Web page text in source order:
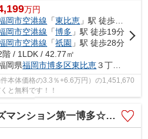
万円
岡市空港線 「東比恵 」駅 徒歩2分
岡市空港線 「博多 」駅 徒歩19分
岡市空港線 「祇園 」駅 徒歩28分
階 / 1LDK / 42.77㎡
岡県福岡市博多区東比恵３丁目19-10
本体価格の3.3％+6.6万円）の1,451,670
と無料です！！
ンション第一博多☆仲介手数料無料☆